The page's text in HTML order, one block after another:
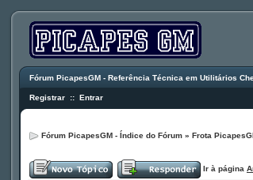
Fórum PicapesGM - Referência Técnica em Utilitários
Registrar :: Entrar
Fórum PicapesGM - Índice do Fórum » Frota
Ir à página